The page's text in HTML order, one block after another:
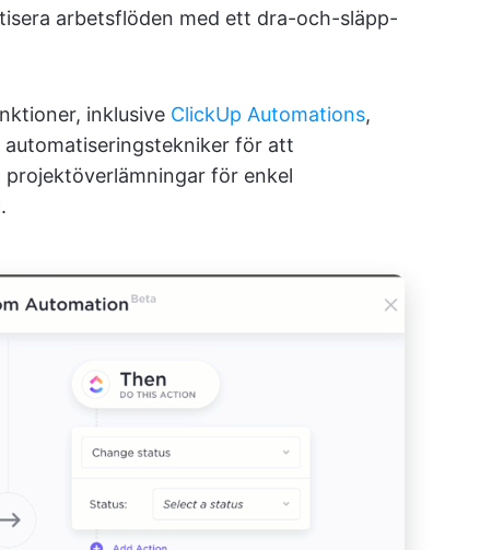
arbetsflöden med ett dra-och-släpp-
inklusive ClickUp Automations,
automatiseringstekniker för att
för enkel